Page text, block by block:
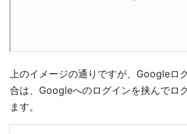
上のイメージの通りですが、Googleロ
合は、Googleへのログインを挟んでロ
ます。